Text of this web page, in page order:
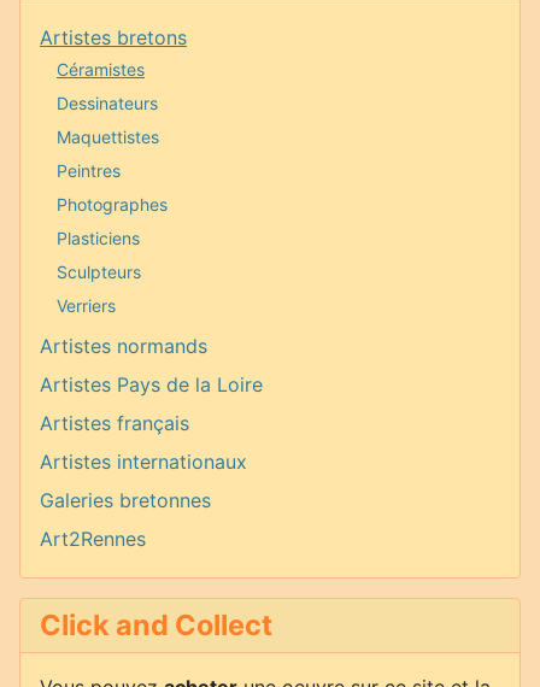
Artistes bretons
Céramistes
Dessinateurs
Maquettistes
Peintres
Photographes
Plasticiens
Sculpteurs
Verriers
Artistes normands
Artistes Pays de la Loire
Artistes français
Artistes internationaux
Galeries bretonnes
Art2Rennes
Click and Collect